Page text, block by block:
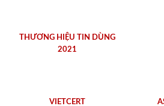
THƯƠNG HIỆU TIN DÙNG
2021
VIETCERT